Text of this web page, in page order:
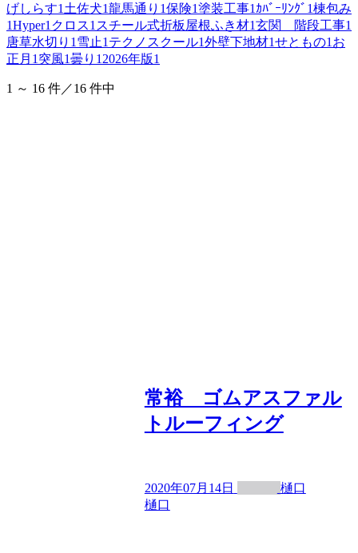
げしらす1 土佐犬1龍馬通り 1保険1塗装工事1 ｶﾊﾞｰﾘﾝｸﾞ 1棟包み
1Hyper1 クロス1 スチール式折板屋根ふき材1玄関 階段工事1
唐草水切り 1 雪止1 テクノスクール1外壁下地材1せともの1 お
正月 1 突風1曇り 1 2026年版1
1 ～ 16 件／16 件中
常裕 ゴムアスファル
トルーフィング
2020年07月14日
樋口
樋口